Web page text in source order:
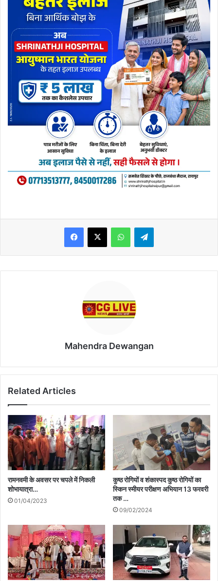
WhatsAppTelegram
Mahendra Dewangan
Related Articles
रामनवमी के अवसर पर चपले में निकली
शोभायात्रा…
01/04/2023
कुष्ठ रोगियों व शंकास्पद कुष्ठ रोगियों का
स्किन स्मीयर परीक्षण अभियान 13 फरवरी
तक …
09/02/2024